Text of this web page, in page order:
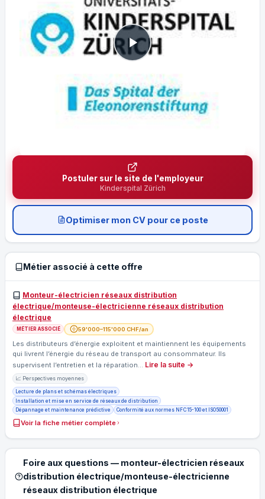
Postuler sur le site de l'employeur
Kinderspital Zürich
Optimiser mon CV pour ce poste
Métier associé à cette offre
Monteur-électricien réseaux distribution
électrique/monteuse-électricienne réseaux distribution
électrique
MÉTIER ASSOCIÉ 59'000–115'000 CHF/an
Les distributeurs d’énergie exploitent et maintiennent les équipements
qui livrent l’énergie du réseau de transport au consommateur. Ils
supervisent l’entretien et la réparation… Lire la suite →
📈 Perspectives moyennes
Lecture de plans et schémas électriques
Installation et mise en service de réseaux de distribution
Dépannage et maintenance prédictive
Conformité aux normes NF C 15-100 et ISO 50001
Voir la fiche métier complète
Foire aux questions — monteur-électricien réseaux
distribution électrique/monteuse-électricienne
réseaux distribution électrique